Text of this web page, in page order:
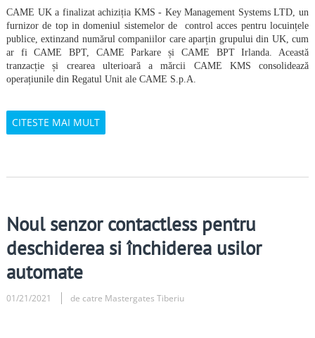
CAME UK a finalizat achiziția KMS - Key Management Systems LTD, un
furnizor de top in domeniul sistemelor de control acces pentru locuințele
publice, extinzand numărul companiilor care aparțin grupului din UK, cum
ar fi CAME BPT, CAME Parkare și CAME BPT Irlanda. Această
tranzacție și crearea ulterioară a mărcii CAME KMS consolidează
operațiunile din Regatul Unit ale CAME S.p.A.
CITESTE MAI MULT
Noul senzor contactless pentru
deschiderea si închiderea usilor
automate
01/21/2021 de catre Mastergates Tiberiu